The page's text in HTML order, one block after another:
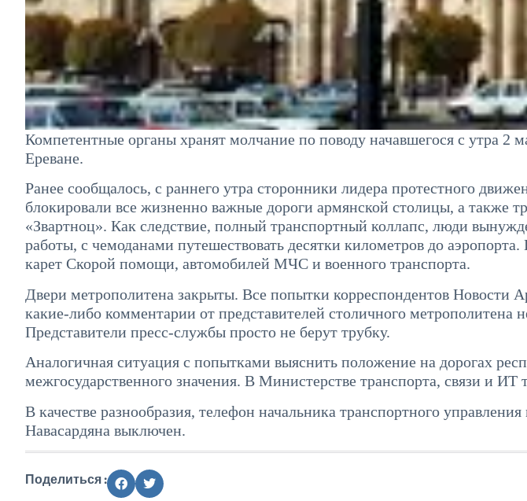
Компетентные органы хранят молчание по поводу начавшегося с утра 2
Ереване.
Ранее сообщалось, с раннего утра сторонники лидера протестного
блокировали все жизненно важные дороги армянской столицы, а также
«Звартноц». Как следствие, полный транспортный коллапс, люди
работы, с чемоданами путешествовать десятки километров до
карет Скорой помощи, автомобилей МЧС и военного транспорта.
Двери метрополитена закрыты. Все попытки корреспондентов Новости
какие-либо комментарии от представителей столичного метрополитена
Представители пресс-службы просто не берут трубку.
Аналогичная ситуация с попытками выяснить положение на дорогах
межгосударственного значения. В Министерстве транспорта, связи и ИТ
В качестве разнообразия, телефон начальника транспортного
Навасардяна выключен.
Поделиться :